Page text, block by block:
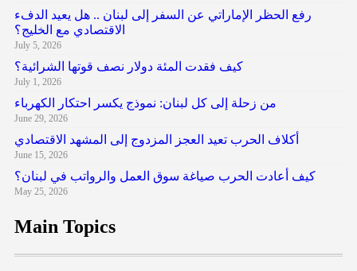
رفع الحظر الإماراتي عن السفر إلى لبنان .. هل يعيد الدفء
الاقتصادي مع الخليج؟
July 5, 2026
كيف فقدت المئة دولار نصف قوتها الشرائية؟
July 1, 2026
من زحلة إلى كل لبنان: نموذج يكسر احتكار الكهرباء
June 29, 2026
أكلاف الحرب تعيد العجز المزدوج إلى المشهد الاقتصادي
June 15, 2026
كيف أعادت الحرب صياغة سوق العمل والرواتب في لبنان؟
May 25, 2026
Main Topics